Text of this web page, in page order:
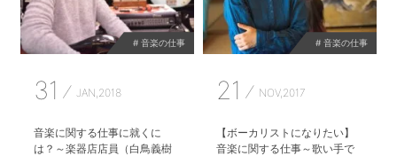
# 音楽の仕事
31 JAN,2018
音楽に関する仕事に就くに
は？～楽器店店員（白鳥義樹
# 音楽の仕事
21 NOV,2017
【ボーカリストになりたい】
音楽に関する仕事～歌い手で